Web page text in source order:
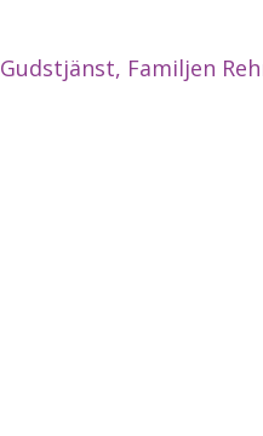
Gudstjänst, Familjen